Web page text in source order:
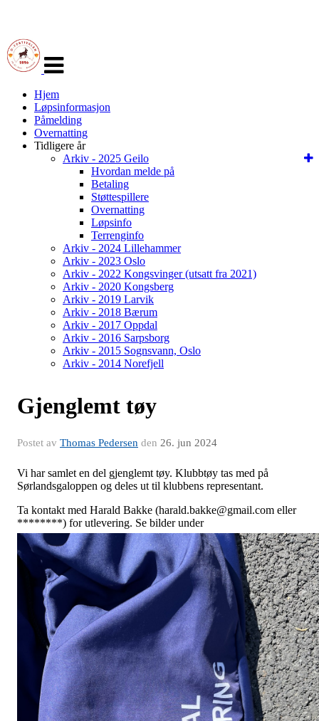
navigasjon
Hjem
Løpsinformasjon
Påmelding
Overnatting
Tidligere år
Arkiv - 2025 Geilo
Hvordan melde på
Betaling
Støttespillere
Overnatting
Løpsinfo
Terrenginfo
Arkiv - 2024 Lillehammer
Arkiv - 2023 Oslo
Arkiv - 2022 Kongsvinger (utsatt fra 2021)
Arkiv - 2020 Kongsberg
Arkiv - 2019 Larvik
Arkiv - 2018 Bærum
Arkiv - 2017 Oppdal
Arkiv - 2016 Sarpsborg
Arkiv - 2015 Sognsvann, Oslo
Arkiv - 2014 Norefjell
Gjenglemt tøy
Postet av Thomas Pedersen den 26. jun 2024
Vi har samlet en del gjenglemt tøy. Klubbtøy tas med på
Sørlandsgaloppen og deles ut til klubbens representant.
Ta kontakt med Harald Bakke (harald.bakke@gmail.com eller
********) for utlevering. Se bilder under